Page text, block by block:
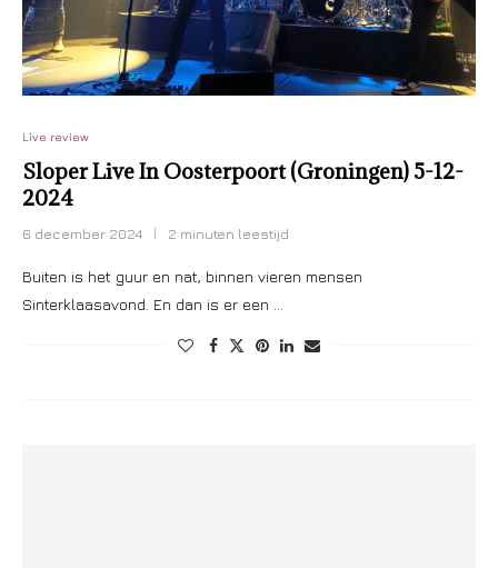
Live review
Sloper Live In Oosterpoort (Groningen) 5-12-
2024
6 december 2024 2 minuten leestijd
Buiten is het guur en nat, binnen vieren mensen
Sinterklaasavond. En dan is er een …